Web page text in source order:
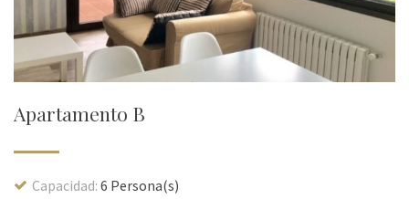
Apartamento B
Capacidad: 6 Persona(s)